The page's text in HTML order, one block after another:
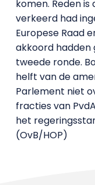
komen. Reden
verkeerd had
Europese Raad
akkoord hadden
tweede ronde.
helft van de
Parlement niet
fracties van
het
(OvB/HOP)